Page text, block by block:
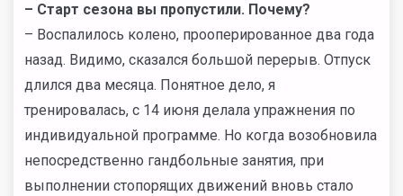
– Старт сезона вы пропустили. Почему?
– Воспалилось колено, прооперированное два года
назад. Видимо, сказался большой перерыв. Отпуск
длился два месяца. Понятное дело, я
тренировалась, с 14 июня делала упражнения по
индивидуальной программе. Но когда возобновила
непосредственно гандбольные занятия, при
выполнении стопорящих движений вновь стало